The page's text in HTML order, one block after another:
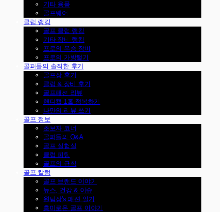
기타 용품
골프웨어
클럽 랭킹
골프 클럽 랭킹
기타 장비 랭킹
프로의 우승 장비
프로의 가방털기
골퍼들의 솔직한 후기
골프장 후기
클럽 & 장비 후기
골프패션 리뷰
핸디캡 1홀 정복하기
나만의 리뷰 쓰기
골프 정보
초보자 코너
골퍼들의 Q&A
골프 실험실
클럽 피팅
골프의 규칙
골프 칼럼
골프 브랜드 이야기
뉴스, 건강 & 이슈
원팀장's 패션 일기
흥미로운 골프 이야기